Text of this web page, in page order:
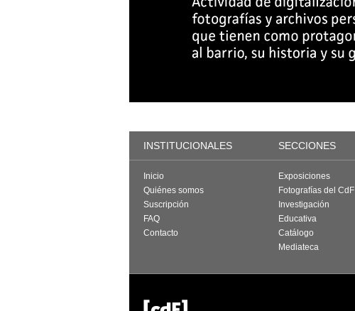
INSTITUCIONALES SECCIONES
Inicio
Quiénes somos
Suscripción
FAQ
Contacto
Exposiciones
Fotografías del CdF
Investigación
Educativa
Catálogo
Mediateca